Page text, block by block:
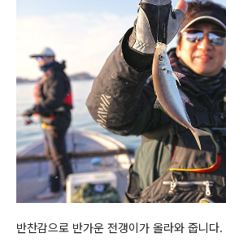
반찬감으로 반가운 전갱이가 올라와 줍니다.